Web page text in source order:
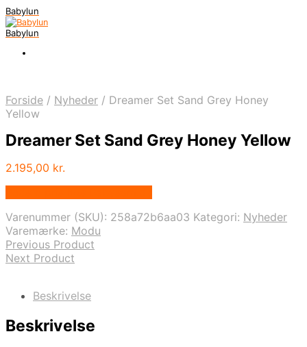
Babylun
Babylun
Forside / Nyheder / Dreamer Set Sand Grey Honey
Yellow
Dreamer Set Sand Grey Honey Yellow
2.195,00 kr.
Varenummer (SKU): 258a72b6aa03 Kategori: Nyheder
Varemærke: Modu
Previous Product
Next Product
Beskrivelse
Beskrivelse